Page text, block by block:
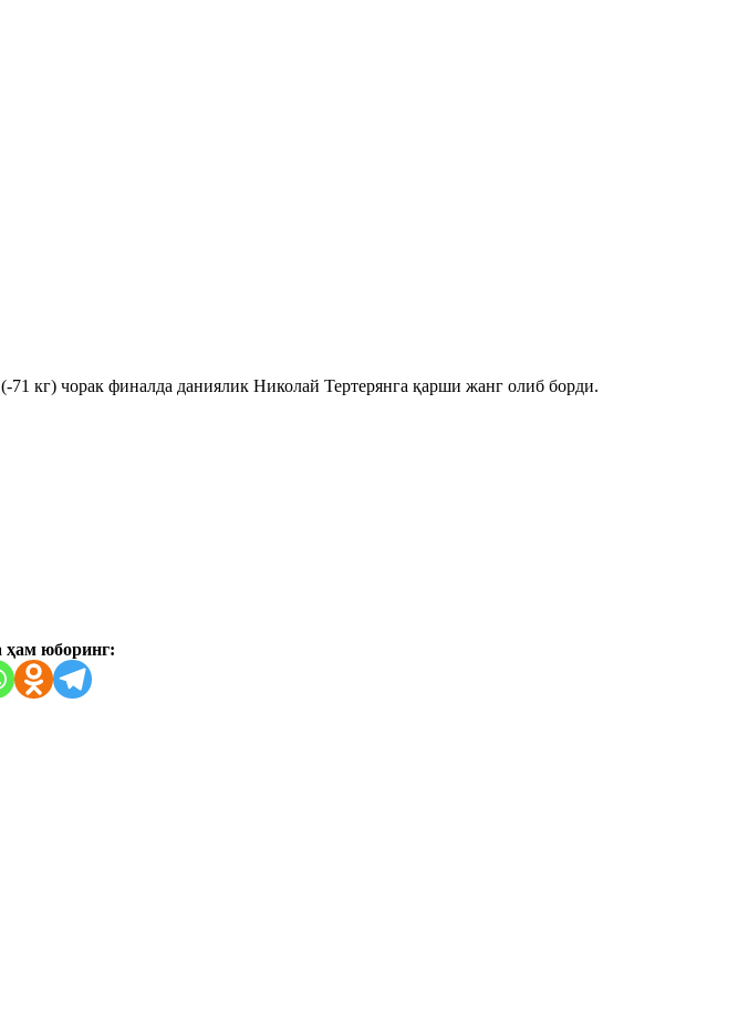
кг) чорак финалда даниялик Николай Тертерянга қарши жанг олиб борди.
ҳам юборинг: